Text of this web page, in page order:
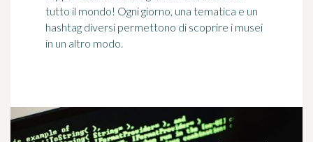
tutto il mondo! Ogni giorno, una tematica e un
hashtag diversi permettono di scoprire i musei
in un altro modo.